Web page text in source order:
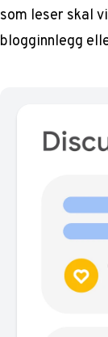
som leser skal
blogginnlegg